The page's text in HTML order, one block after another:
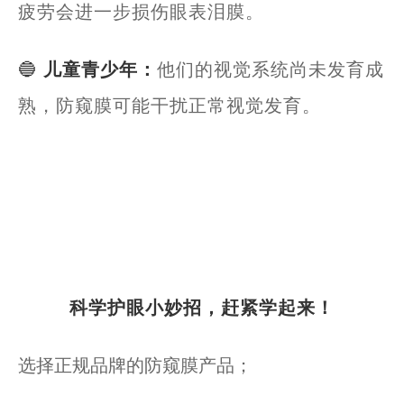
疲劳会进一步损伤眼表泪膜。
🔵 儿童青少年： 他们的视觉系统尚未发育成
熟，防窥膜可能干扰正常视觉发育。
科学护眼小妙招，赶紧学起来！
选择正规品牌的防窥膜产品；